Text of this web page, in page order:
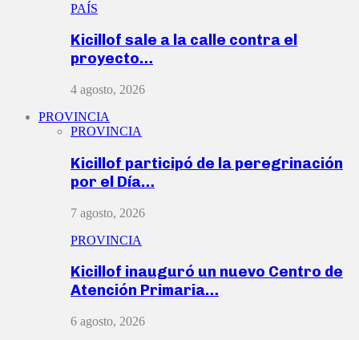
PAÍS
Kicillof sale a la calle contra el
proyecto…
4 agosto, 2026
PROVINCIA
PROVINCIA
Kicillof participó de la peregrinación
por el Día…
7 agosto, 2026
PROVINCIA
Kicillof inauguró un nuevo Centro de
Atención Primaria…
6 agosto, 2026